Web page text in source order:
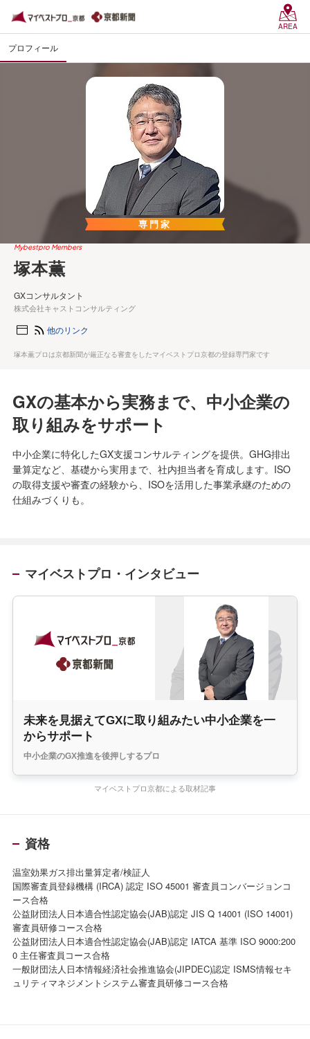
AREA
プロフィール
専門家
Mybestpro Members
塚本薫
GXコンサルタント
株式会社キャストコンサルティング
他のリンク
塚本薫プロは京都新聞が厳正なる審査をしたマイベストプロ京都の登録専門家です
GXの基本から実務まで、中小企業の
取り組みをサポート
中小企業に特化したGX支援コンサルティングを提供。GHG排出
量算定など、基礎から実用まで、社内担当者を育成します。ISO
の取得支援や審査の経験から、ISOを活用した事業承継のための
仕組みづくりも。
マイベストプロ・インタビュー
未来を見据えてGXに取り組みたい中小企業を一
からサポート
中小企業のGX推進を後押しするプロ
マイベストプロ京都による取材記事
資格
温室効果ガス排出量算定者/検証人
国際審査員登録機構 (IRCA) 認定 ISO 45001 審査員コンバージョンコ
ース合格
公益財団法人日本適合性認定協会(JAB)認定 JIS Q 14001 (ISO 14001)
審査員研修コース合格
公益財団法人日本適合性認定協会(JAB)認定 IATCA 基準 ISO 9000:200
0 主任審査員コース合格
一般財団法人日本情報経済社会推進協会(JIPDEC)認定 ISMS情報セキ
ュリティマネジメントシステム審査員研修コース合格